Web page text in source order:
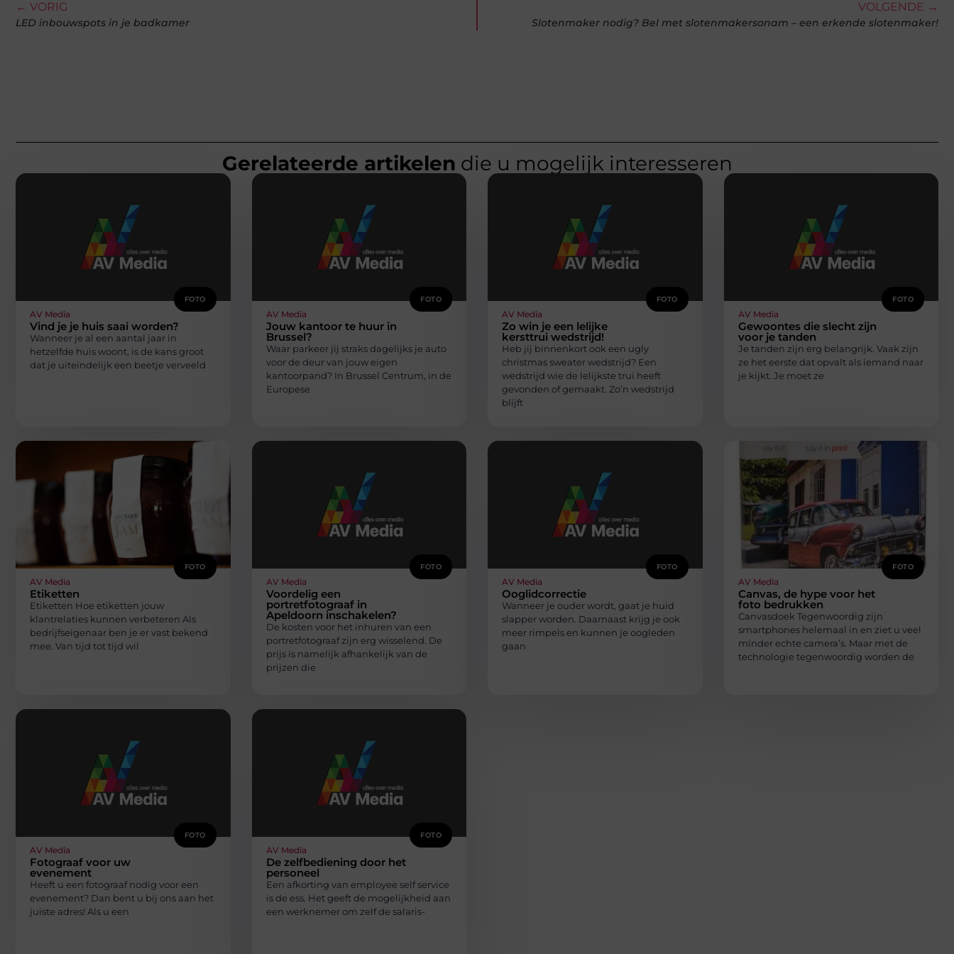
← VORIG
LED inbouwspots in je badkamer
VOLGENDE →
Slotenmaker nodig? Bel met slotenmakersonam – een erkende slotenmaker!
Gerelateerde artikelen die u mogelijk interesseren
FOTO
AV Media
Vind je je huis saai worden?
Wanneer je al een aantal jaar in
hetzelfde huis woont, is de kans groot
dat je uiteindelijk een beetje verveeld
FOTO
AV Media
Jouw kantoor te huur in
Brussel?
Waar parkeer jij straks dagelijks je auto
voor de deur van jouw eigen
kantoorpand? In Brussel Centrum, in de
Europese
FOTO
AV Media
Zo win je een lelijke
kersttrui wedstrijd!
Heb jij binnenkort ook een ugly
christmas sweater wedstrijd? Een
wedstrijd wie de lelijkste trui heeft
gevonden of gemaakt. Zo’n wedstrijd
blijft
FOTO
AV Media
Gewoontes die slecht zijn
voor je tanden
Je tanden zijn erg belangrijk. Vaak zijn
ze het eerste dat opvalt als iemand naar
je kijkt. Je moet ze
FOTO
AV Media
Etiketten
Etiketten Hoe etiketten jouw
klantrelaties kunnen verbeteren Als
bedrijfseigenaar ben je er vast bekend
mee. Van tijd tot tijd wil
FOTO
AV Media
Voordelig een
portretfotograaf in
Apeldoorn inschakelen?
De kosten voor het inhuren van een
portretfotograaf zijn erg wisselend. De
prijs is namelijk afhankelijk van de
prijzen die
FOTO
AV Media
Ooglidcorrectie
Wanneer je ouder wordt, gaat je huid
slapper worden. Daarnaast krijg je ook
meer rimpels en kunnen je oogleden
gaan
FOTO
AV Media
Canvas, de hype voor het
foto bedrukken
Canvasdoek Tegenwoordig zijn
smartphones helemaal in en ziet u veel
minder echte camera’s. Maar met de
technologie tegenwoordig worden de
FOTO
AV Media
Fotograaf voor uw
evenement
Heeft u een fotograaf nodig voor een
evenement? Dan bent u bij ons aan het
juiste adres! Als u een
FOTO
AV Media
De zelfbediening door het
personeel
Een afkorting van employee self service
is de ess. Het geeft de mogelijkheid aan
een werknemer om zelf de salaris-